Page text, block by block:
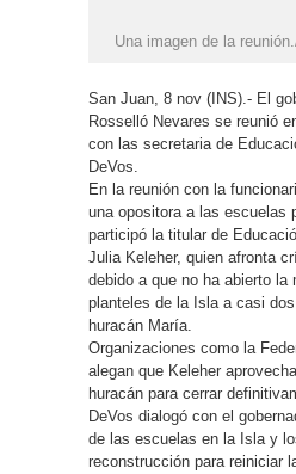
Una imagen de la
San Juan, 8 nov (INS).- El
Rosselló Nevares se reunió
con las secretaria de
DeVos.
En la reunión con la
una opositora a las escuelas
participó la titular de
Julia Keleher, quien afronta
debido a que no ha abierto la
planteles de la Isla a casi
huracán María.
Organizaciones como la
alegan que Keleher
huracán para cerrar
DeVos dialogó con el
de las escuelas en la Isla y
reconstrucción para reiniciar